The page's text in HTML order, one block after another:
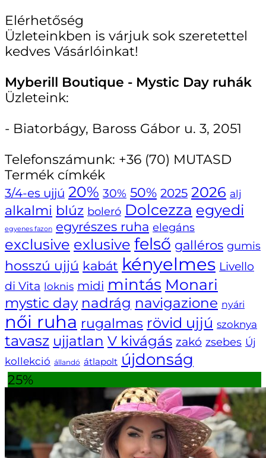
Elérhetőség
Üzleteinkben is várjuk sok szeretettel
kedves Vásárlóinkat!
Myberill Boutique - Mystic Day ruhák
Üzleteink:
- Biatorbágy, Baross Gábor u. 3, 2051
Telefonszámunk: +36 (70) MUTASD
Termék címkék
3/4-es ujjú 20% 30% 50% 2025 2026 alj
alkalmi blúz boleró Dolcezza egyedi
egyenes fazon egyrészes ruha elegáns
exclusive exlusive felső galléros gumis
hosszú ujjú kabát kényelmes Livello
di Vita loknis midi mintás Monari
mystic day nadrág navigazione nyári
női ruha rugalmas rövid ujjú szoknya
tavasz ujjatlan V kivágás zakó zsebes Új
kollekció állandó átlapolt újdonság
25%